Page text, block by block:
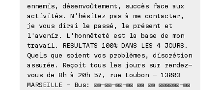
ennemis, désenvoûtement, succès face aux
activités. N'hésitez pas à me contacter,
je vous dirai le passé, le présent et
l'avenir. L'honnêteté est la base de mon
travail. RESULTATS 100% DANS LES 4 JOURS.
Quels que soient vos problèmes, discrétion
assurée. Reçoit tous les jours sur rendez-
vous de 8h à 20h 57, rue Loubon - 13003
MARSEILLE - Bus: ⊠⊠-⊠⊠-⊠⊠-⊠⊠ ⊠⊠ ⊠⊠ ⊠⊠⊠⊠⊠⊠-⊠⊠